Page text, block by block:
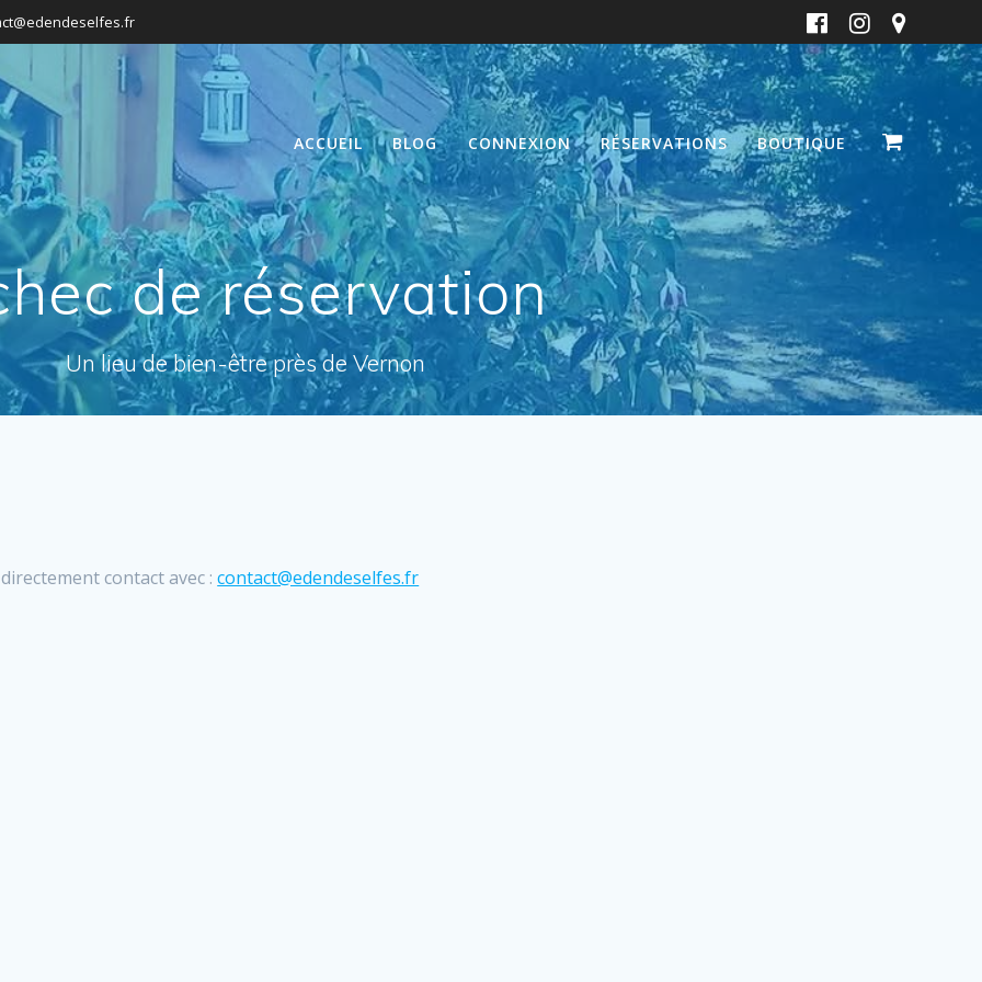
ACCUEIL BLOG CONNEXION RÉSERVATIONS BOUTIQUE
de réservation
Un lieu de bien-être près de Vernon
contact avec :contact@edendeselfes.fr